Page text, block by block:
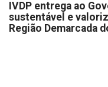
IVDP entrega ao
sustentável e
Região Demarcada